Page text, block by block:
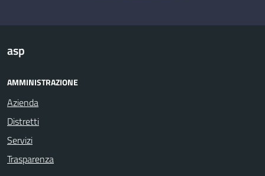
asp
AMMINISTRAZIONE
Azienda
Distretti
Servizi
Trasparenza